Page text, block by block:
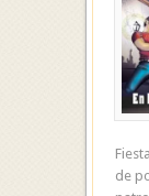
de